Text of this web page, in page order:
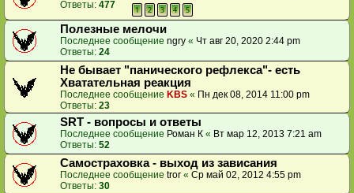
Ответы: 477 1 2 3 4 5
Полезные мелочи
Последнее сообщение ngry « Чт авг 20, 2020 2:44 pm
Ответы: 24
Не бывает "панического рефлекса"- есть
Хватательная реакция
Последнее сообщение KBS « Пн дек 08, 2014 11:00 pm
Ответы: 23
SRT - вопросы и ответы
Последнее сообщение Роман К « Вт мар 12, 2013 7:21 am
Ответы: 52
Самостраховка - выход из зависания
Последнее сообщение tror « Ср май 02, 2012 4:55 pm
Ответы: 30